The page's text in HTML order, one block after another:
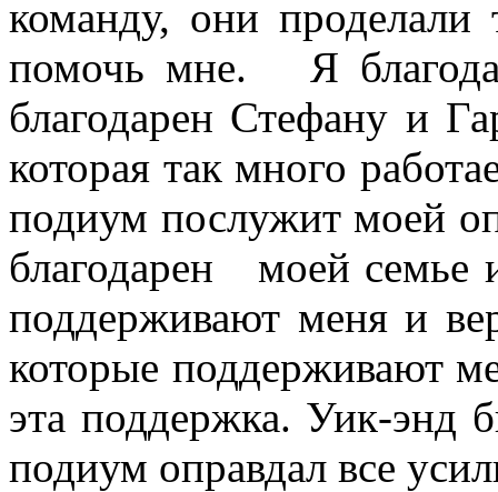
команду, они
помочь мне. Я
благодарен Стефану и
которая так много
подиум послужит моей
благодарен моей семье
поддерживают меня и
которые
эта поддержка. Уик-энд
подиум оправдал все